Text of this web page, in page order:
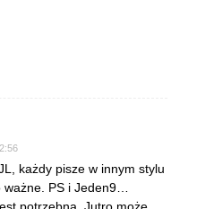
każdy pisze w innym stylu
PS i Jeden9…